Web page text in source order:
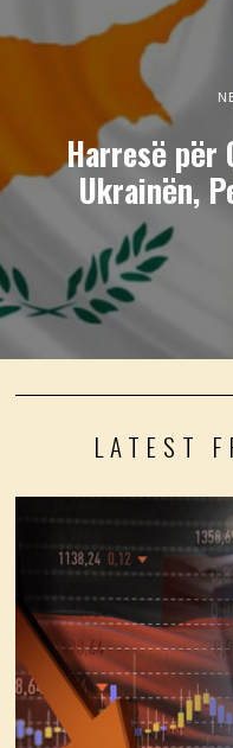
Harresë për
Ukrainën,
LATEST